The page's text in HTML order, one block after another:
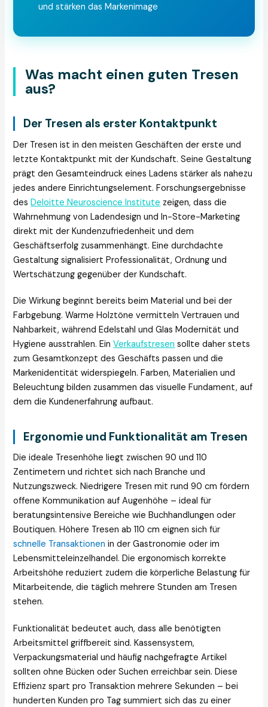
und stärken das Markenimage
Was macht einen guten Tresen
aus?
Der Tresen als erster Kontaktpunkt
Der Tresen ist in den meisten Geschäften der erste und
letzte Kontaktpunkt mit der Kundschaft. Seine Gestaltung
prägt den Gesamteindruck eines Ladens stärker als nahezu
jedes andere Einrichtungselement. Forschungsergebnisse
desDeloitte Neuroscience Institute zeigen, dass die
Wahrnehmung von Ladendesign und In-Store-Marketing
direkt mit der Kundenzufriedenheit und dem
Geschäftserfolg zusammenhängt. Eine durchdachte
Gestaltung signalisiert Professionalität, Ordnung und
Wertschätzung gegenüber der Kundschaft.
Die Wirkung beginnt bereits beim Material und bei der
Farbgebung. Warme Holztöne vermitteln Vertrauen und
Nahbarkeit, während Edelstahl und Glas Modernität und
Hygiene ausstrahlen. EinVerkaufstresen sollte daher stets
zum Gesamtkonzept des Geschäfts passen und die
Markenidentität widerspiegeln. Farben, Materialien und
Beleuchtung bilden zusammen das visuelle Fundament, auf
dem die Kundenerfahrung aufbaut.
Ergonomie und Funktionalität am Tresen
Die ideale Tresenhöhe liegt zwischen 90 und 110
Zentimetern und richtet sich nach Branche und
Nutzungszweck. Niedrigere Tresen mit rund 90 cm fördern
offene Kommunikation auf Augenhöhe – ideal für
beratungsintensive Bereiche wie Buchhandlungen oder
Boutiquen. Höhere Tresen ab 110 cm eignen sich für
schnelle Transaktionen in der Gastronomie oder im
Lebensmitteleinzelhandel. Die ergonomisch korrekte
Arbeitshöhe reduziert zudem die körperliche Belastung für
Mitarbeitende, die täglich mehrere Stunden am Tresen
stehen.
Funktionalität bedeutet auch, dass alle benötigten
Arbeitsmittel griffbereit sind. Kassensystem,
Verpackungsmaterial und häufig nachgefragte Artikel
sollten ohne Bücken oder Suchen erreichbar sein. Diese
Effizienz spart pro Transaktion mehrere Sekunden – bei
hunderten Kunden pro Tag summiert sich das zu einer